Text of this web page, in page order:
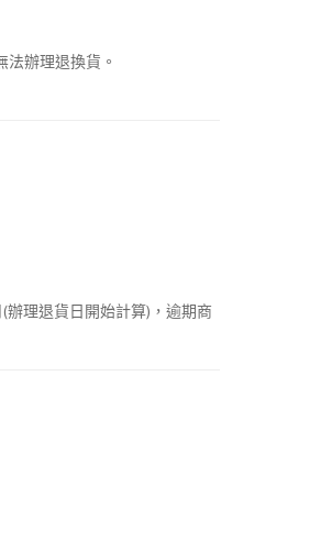
辦理退換貨。
理退貨日開始計算)，逾期商